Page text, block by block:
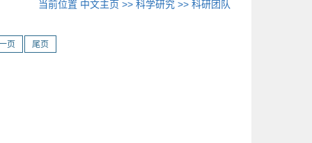
当前位置 中文主页 >>科学研究 >>科研团队
页 尾页